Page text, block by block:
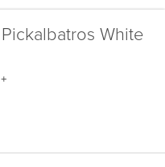
Pickalbatros White
+